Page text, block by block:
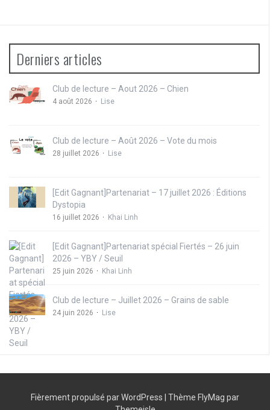
Derniers articles
Club de lecture – Aout 2026 – Chien
4 août 2026 Lise
Club de lecture – Août 2026 – Vote du mois
28 juillet 2026 Lise
[Edit Gagnant]Partenariat – 17 juillet 2026 : Éditions
Dystopia
16 juillet 2026 Khai Linh
[Edit Gagnant]Partenariat spécial Fiertés – 26 juin
2026 – YBY / Seuil
25 juin 2026 Khai Linh
Club de lecture – Juillet 2026 – Grains de sable
24 juin 2026 Lise
Fièrement propulsé par WordPress | Thème FlyMag par